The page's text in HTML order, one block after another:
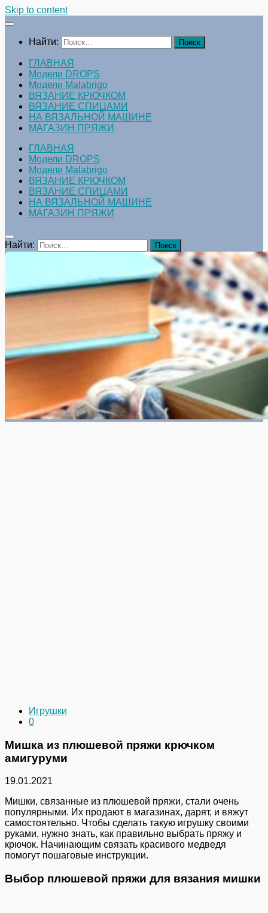
Skip to content
Найти:
ГЛАВНАЯ
Модели DROPS
Модели Malabrigo
ВЯЗАНИЕ КРЮЧКОМ
ВЯЗАНИЕ СПИЦАМИ
НА ВЯЗАЛЬНОЙ МАШИНЕ
МАГАЗИН ПРЯЖИ
ГЛАВНАЯ
Модели DROPS
Модели Malabrigo
ВЯЗАНИЕ КРЮЧКОМ
ВЯЗАНИЕ СПИЦАМИ
НА ВЯЗАЛЬНОЙ МАШИНЕ
МАГАЗИН ПРЯЖИ
Найти:
Игрушки
0
Мишка из плюшевой пряжи крючком
амигуруми
19.01.2021
Мишки, связанные из плюшевой пряжи, стали очень
популярными. Их продают в магазинах, дарят, и вяжут
самостоятельно. Чтобы сделать такую игрушку своими
руками, нужно знать, как правильно выбрать пряжу и
крючок. Начинающим связать красивого медведя
помогут пошаговые инструкции.
Выбор плюшевой пряжи для вязания мишки